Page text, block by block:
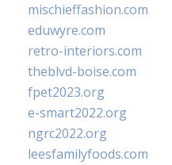
mischieffashion.com
eduwyre.com
retro-interiors.com
theblvd-boise.com
fpet2023.org
e-smart2022.org
ngrc2022.org
leesfamilyfoods.com